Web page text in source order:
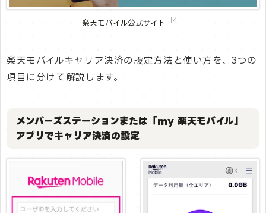
楽天モバイル公式サイト ［4］
楽天モバイルキャリア決済の設定方法と使い方を、3つの
項目に分けて解説します。
メンバーズステーションまたは「my 楽天モバイル」
アプリでキャリア決済の設定